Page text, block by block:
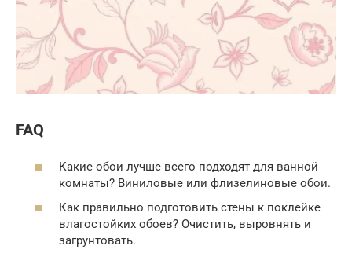
FAQ
Какие обои лучше всего подходят для ванной
комнаты? Виниловые или флизелиновые обои.
Как правильно подготовить стены к поклейке
влагостойких обоев? Очистить, выровнять и
загрунтовать.